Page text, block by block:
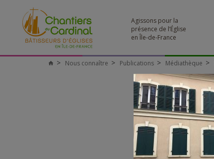
Agissons pour la
présence de l’Église
en Île-de-France
Chantiers
Nous connaître Publications Médiathèque